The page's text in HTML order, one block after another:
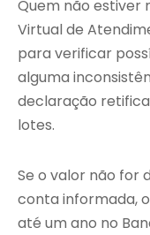
Quem não estiver
Virtual de
para verificar
alguma
declaração
lotes.
Se o valor não for
conta informada,
até um ano no